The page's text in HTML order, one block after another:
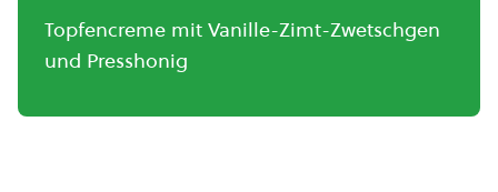
Topfencreme mit Vanille-Zimt-Zwetschgen
und Presshonig